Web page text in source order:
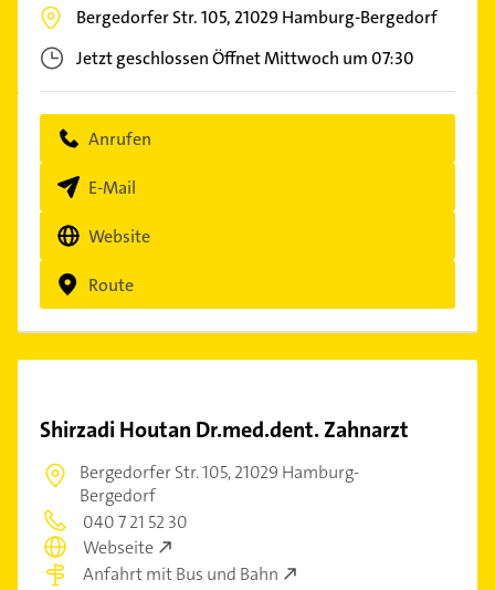
Bergedorfer Str. 105, 21029Hamburg-Bergedorf
Jetzt geschlossenÖffnet Mittwoch um 07:30
Anrufen
E-Mail
Website
Route
Shirzadi Houtan Dr.med.dent. Zahnarzt
Bergedorfer Str. 105,21029 Hamburg-
Bergedorf
040 7 21 52 30
Webseite
Anfahrt mit Bus und Bahn